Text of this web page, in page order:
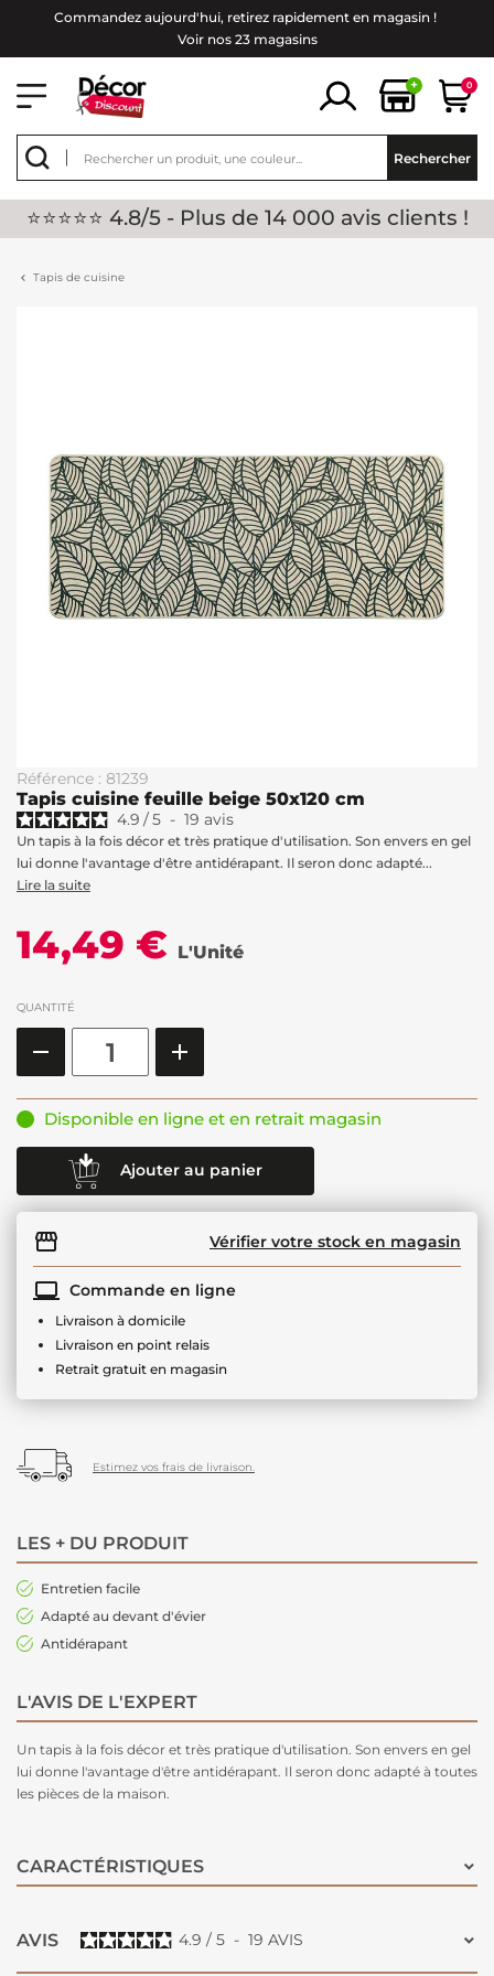
Commandez aujourd'hui, retirez rapidement en magasin !
Voir nos 23 magasins
+ 0
Rechercher
⭐⭐⭐⭐⭐ 4.8/5 - Plus de 14 000 avis clients !
Tapis de cuisine
Référence : 81239
Tapis cuisine feuille beige 50x120 cm
4.9 /5 - 19 avis
Un tapis à la fois décor et très pratique d'utilisation. Son envers en gel
lui donne l'avantage d'être antidérapant. Il seron donc adapté...
Lire la suite
14,49 € L'Unité
QUANTITÉ
Disponible en ligne et en retrait magasin
Ajouter au panier
Vérifier votre stock en magasin
Commande en ligne
Livraison à domicile
Livraison en point relais
Retrait gratuit en magasin
Estimez vos frais de livraison.
LES + DU PRODUIT
Entretien facile
Adapté au devant d'évier
Antidérapant
L'AVIS DE L'EXPERT
Un tapis à la fois décor et très pratique d'utilisation. Son envers en gel
lui donne l'avantage d'être antidérapant. Il seron donc adapté à toutes
les pièces de la maison.
CARACTÉRISTIQUES
AVIS 4.9 / 5 - 19 AVIS